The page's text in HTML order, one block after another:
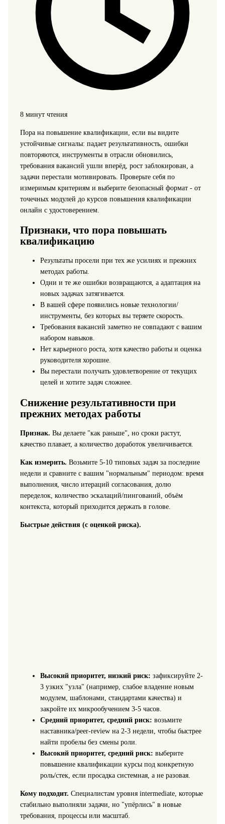
8 минут чтения
Пора на повышение квалификации, если вы видите
устойчивые сигналы: падает результативность, ошибки
повторяются, инструменты в отрасли обновились,
требования вакансий ушли вперёд, рост заблокирован, а
задачи перестали мотивировать. Проверьте себя по
измеримым критериям и выберите безопасный формат - от
точечных модулей до курсов повышения квалификации
онлайн с удостоверением.
Признаки, что пора повышать
квалификацию
Результаты просели при тех же усилиях и прежних
методах работы.
Одни и те же ошибки возвращаются, а адаптация на
новых задачах затягивается.
В вашей сфере появились новые технологии/
инструменты, без которых вы теряете скорость.
Требования вакансий заметно не совпадают с вашим
набором навыков.
Нет карьерного роста, хотя качество работы и оценка
руководителя хорошие.
Вы перестали получать удовлетворение от текущих
целей и хотите задач сложнее.
Снижение результативности при
прежних методах работы
Признак. Вы делаете "как раньше", но сроки растут,
качество плавает, а количество доработок увеличивается.
Как измерить. Возьмите 5-10 типовых задач за последние
недели и сравните с вашим "нормальным" периодом: время
выполнения, число итераций согласования, долю
переделок, количество эскалаций/пингований, объём
контекста, который приходится держать в голове.
Быстрые действия (с оценкой риска).
Высокий приоритет, низкий риск: зафиксируйте 2-
3 узких "узла" (например, слабое владение новым
модулем, шаблонами, стандартами качества) и
закройте их микрообучением 3-5 часов.
Средний приоритет, средний риск: возьмите
наставника/peer-review на 2-3 недели, чтобы быстрее
найти пробелы без смены роли.
Высокий приоритет, средний риск: выберите
повышение квалификации курсы под конкретную
роль/стек, если просадка системная, а не разовая.
Кому подходит. Специалистам уровня intermediate, которые
стабильно выполняли задачи, но "упёрлись" в новые
требования, процессы или масштаб.